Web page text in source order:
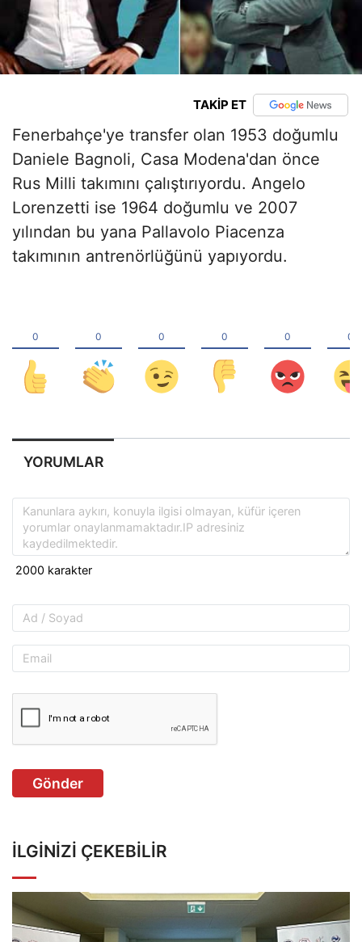
TAKİP ET
Fenerbahçe'ye transfer olan 1953 doğumlu
Daniele Bagnoli, Casa Modena'dan önce
Rus Milli takımını çalıştırıyordu. Angelo
Lorenzetti ise 1964 doğumlu ve 2007
yılından bu yana Pallavolo Piacenza
takımının antrenörlüğünü yapıyordu.
YORUMLAR
Gönder
İLGINIZI ÇEKEBILIR